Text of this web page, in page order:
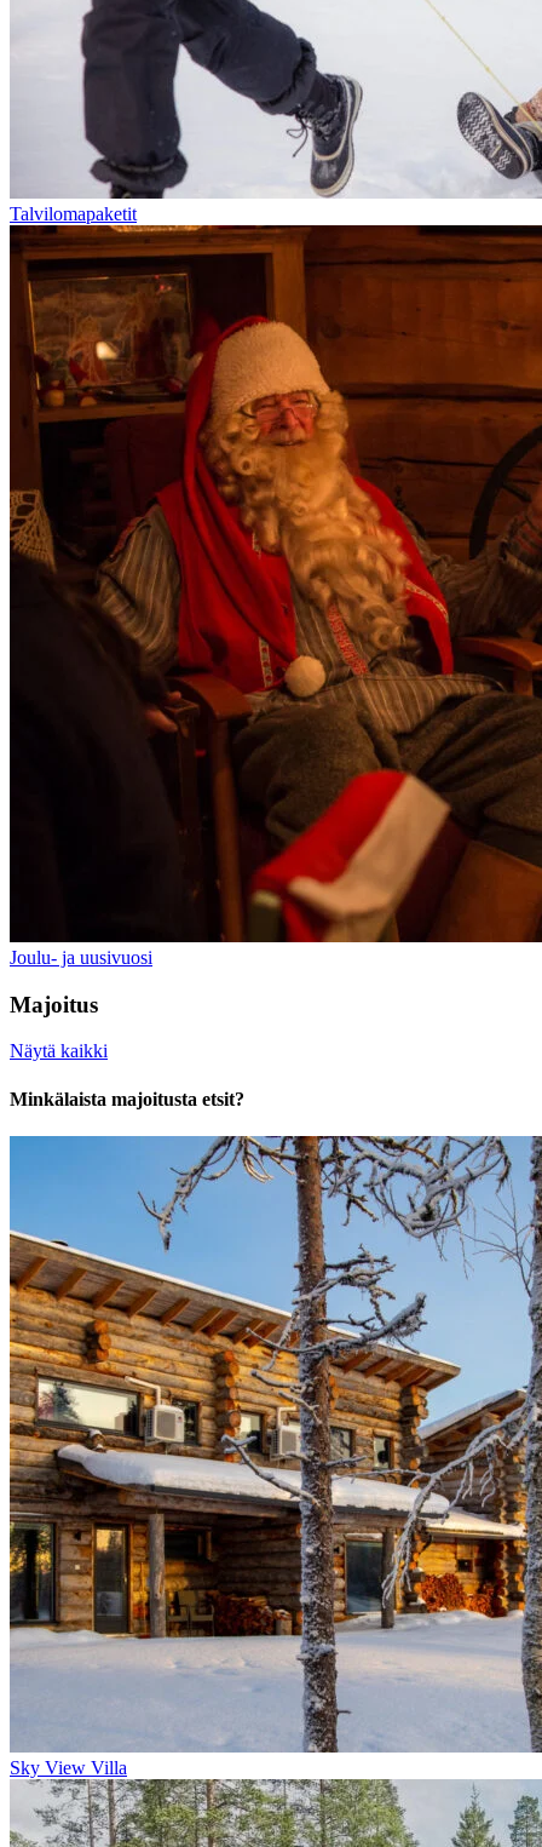
Talvilomapaketit
Joulu- ja uusivuosi
Majoitus
Näytä kaikki
Minkälaista majoitusta etsit?
Sky View Villa